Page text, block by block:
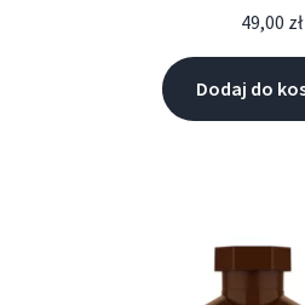
49,00 zł
Dodaj do